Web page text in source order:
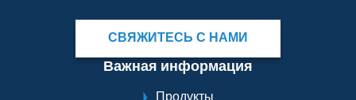
СВЯЖИТЕСЬ С НАМИ
Важная информация